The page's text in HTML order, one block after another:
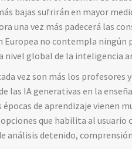
bajas sufrirán en mayor
una vez más padecerá las
Europea no contempla ningún
nivel global de la inteligencia
vez son más los profesores
las IA generativas en la
de aprendizaje vienen
que habilita al usuario
análisis detenido,